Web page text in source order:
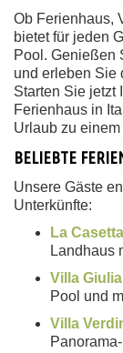
Ob Ferienhaus,
bietet für jeden
Pool. Genießen
und erleben Sie
Starten Sie jetzt
Ferienhaus in
Urlaub zu
BELIEBTE
Unsere Gäste
Unterkünfte:
La
Landhaus
Villa Giulia
Pool und
Villa